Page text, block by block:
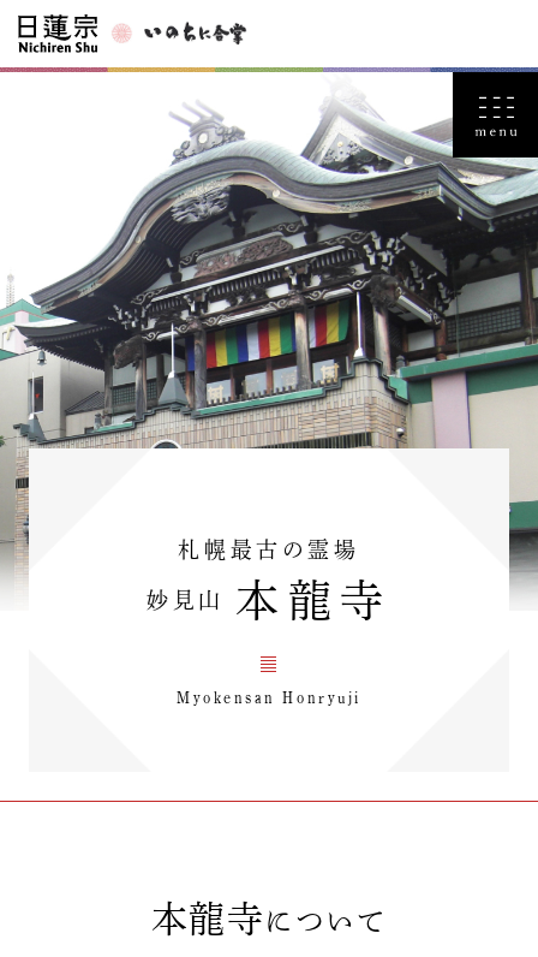
札幌最古の霊場
妙見山 本龍寺
Myokensan Honryuji
本龍寺 について